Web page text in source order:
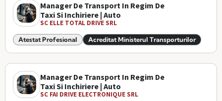
Manager De Transport In Regim De
Taxi Si Inchiriere | Auto
SC ELLE TOTAL DRIVE SRL
Atestat Profesional Acreditat Ministerul Transporturilor
Manager De Transport In Regim De
Taxi Si Inchiriere | Auto
SC FAI DRIVE ELECTRONIQUE SRL